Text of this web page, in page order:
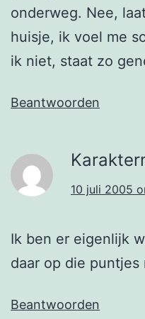
onderweg. Nee,
huisje, ik voel me
ik niet, staat zo
Beantwoorden
10 juli 2005
Ik ben er eigenlijk
daar op die puntjes
Beantwoorden